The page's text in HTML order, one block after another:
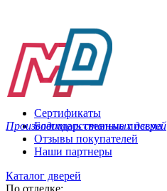
Производитель стальных дверей
Сертификаты
Благодарственные письма
Отзывы покупателей
Наши партнеры
Каталог дверей
По отделке: